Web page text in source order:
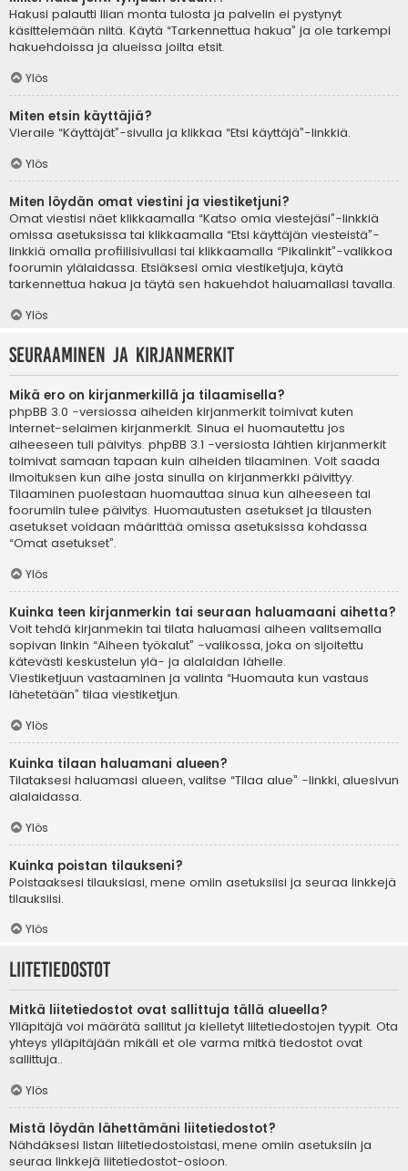
Hakusi palautti liian monta tulosta ja palvelin ei pystynyt
käsittelemään niitä. Käytä “Tarkennettua hakua” ja ole tarkempi
hakuehdoissa ja alueissa joilta etsit.
Ylös
Miten etsin käyttäjiä?
Vieraile “Käyttäjät”-sivulla ja klikkaa “Etsi käyttäjä”-linkkiä.
Ylös
Miten löydän omat viestini ja viestiketjuni?
Omat viestisi näet klikkaamalla “Katso omia viestejäsi”-linkkiä
omissa asetuksissa tai klikkaamalla “Etsi käyttäjän viesteistä”-
linkkiä omalla profiilisivullasi tai klikkaamalla “Pikalinkit”-valikkoa
foorumin ylälaidassa. Etsiäksesi omia viestiketjuja, käytä
tarkennettua hakua ja täytä sen hakuehdot haluamallasi tavalla.
Ylös
Seuraaminen ja kirjanmerkit
Mikä ero on kirjanmerkillä ja tilaamisella?
phpBB 3.0 -versiossa aiheiden kirjanmerkit toimivat kuten
internet-selaimen kirjanmerkit. Sinua ei huomautettu jos
aiheeseen tuli päivitys. phpBB 3.1 -versiosta lähtien kirjanmerkit
toimivat samaan tapaan kuin aiheiden tilaaminen. Voit saada
ilmoituksen kun aihe josta sinulla on kirjanmerkki päivittyy.
Tilaaminen puolestaan huomauttaa sinua kun aiheeseen tai
foorumiin tulee päivitys. Huomautusten asetukset ja tilausten
asetukset voidaan määrittää omissa asetuksissa kohdassa
“Omat asetukset”.
Ylös
Kuinka teen kirjanmerkin tai seuraan haluamaani aihetta?
Voit tehdä kirjanmekin tai tilata haluamasi aiheen valitsemalla
sopivan linkin “Aiheen työkalut” -valikossa, joka on sijoitettu
kätevästi keskustelun ylä- ja alalaidan lähelle.
Viestiketjuun vastaaminen ja valinta “Huomauta kun vastaus
lähetetään” tilaa viestiketjun.
Ylös
Kuinka tilaan haluamani alueen?
Tilataksesi haluamasi alueen, valitse “Tilaa alue” -linkki, aluesivun
alalaidassa.
Ylös
Kuinka poistan tilaukseni?
Poistaaksesi tilauksiasi, mene omiin asetuksiisi ja seuraa linkkejä
tilauksiisi.
Ylös
Liitetiedostot
Mitkä liitetiedostot ovat sallittuja tällä alueella?
Ylläpitäjä voi määrätä sallitut ja kielletyt liitetiedostojen tyypit. Ota
yhteys ylläpitäjään mikäli et ole varma mitkä tiedostot ovat
sallittuja..
Ylös
Mistä löydän lähettämäni liitetiedostot?
Nähdäksesi listan liitetiedostoistasi, mene omiin asetuksiin ja
seuraa linkkejä liitetiedostot-osioon.